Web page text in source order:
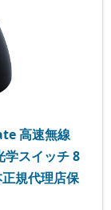
高速無線
学スイッチ 8
規代理店保